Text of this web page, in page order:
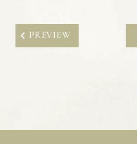
PREVIEW